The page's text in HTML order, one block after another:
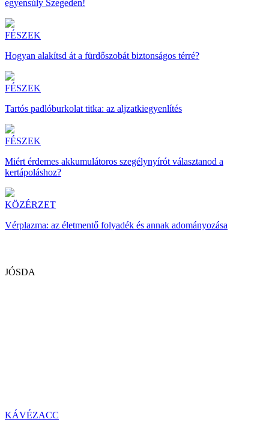
egyensúly Szegeden!
FÉSZEK
Hogyan alakítsd át a fürdőszobát biztonságos térré?
FÉSZEK
Tartós padlóburkolat titka: az aljzatkiegyenlítés
FÉSZEK
Miért érdemes akkumulátoros szegélynyírót választanod a
kertápoláshoz?
KÖZÉRZET
Vérplazma: az életmentő folyadék és annak adományozása
JÓSDA
KÁVÉZACC